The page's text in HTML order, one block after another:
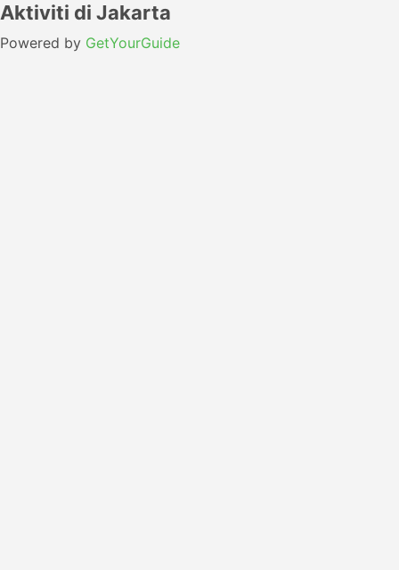
Aktiviti di Jakarta
Powered by GetYourGuide